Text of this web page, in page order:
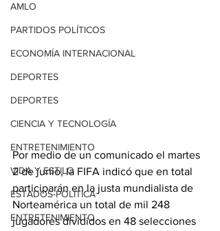
AMLO
PARTIDOS POLÍTICOS
ECONOMÍA INTERNACIONAL
DEPORTES
DEPORTES
CIENCIA Y TECNOLOGÍA
ENTRETENIMIENTO
VIDA Y ESTILO
ESTADOS-POLÍTICA
ENTRETENIMIENTO
Por medio de un comunicado el martes
2 de junio, la FIFA indicó que en total
participarán en la justa mundialista de
Norteamérica un total de mil 248
jugadores divididos en 48 selecciones